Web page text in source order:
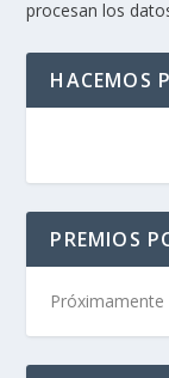
procesan los
HACEMOS
PREMIOS
Próximamente